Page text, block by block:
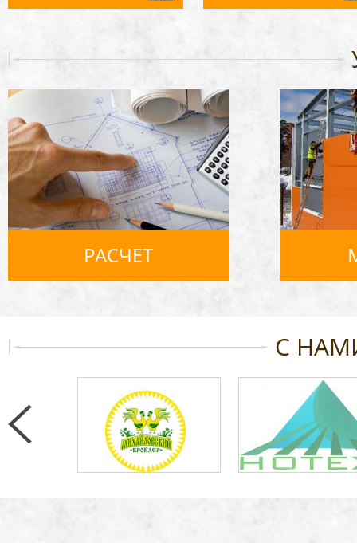
РАСЧЕТ
С